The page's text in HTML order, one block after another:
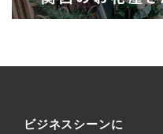
ビジネスシーンに